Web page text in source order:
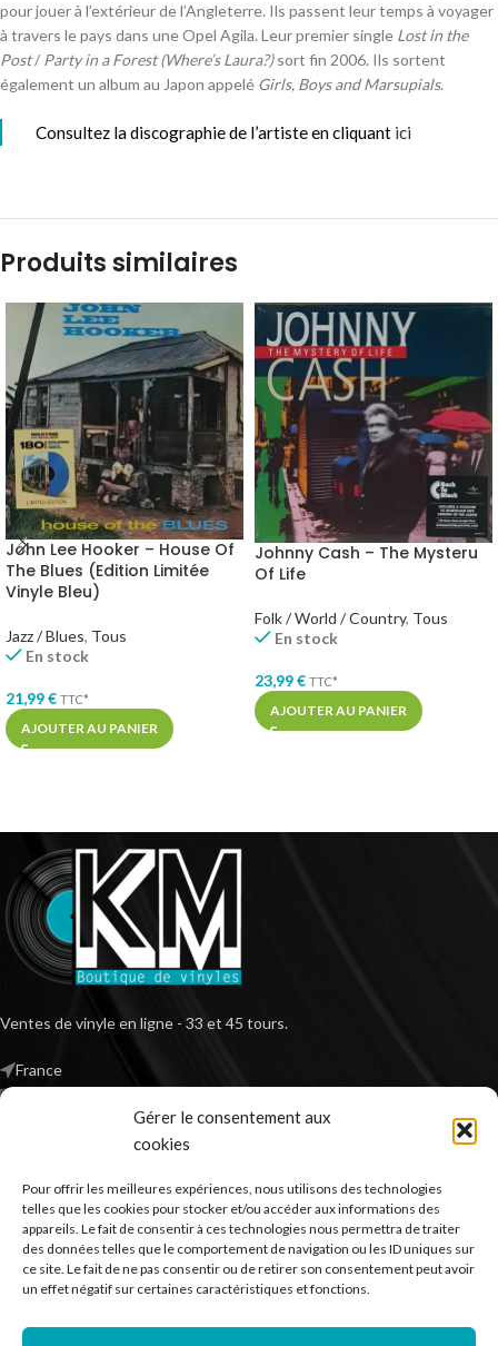
Gérer le consentement aux
cookies
Pour offrir les meilleures expériences, nous utilisons des technologies
telles que les cookies pour stocker et/ou accéder aux informations des
appareils. Le fait de consentir à ces technologies nous permettra de traiter
des données telles que le comportement de navigation ou les ID uniques sur
ce site. Le fait de ne pas consentir ou de retirer son consentement peut avoir
un effet négatif sur certaines caractéristiques et fonctions.
pour jouer à l’extérieur de l’Angleterre. Ils passent leur temps à voyager
à travers le pays dans une Opel Agila. Leur premier single Lost in the
Post/ Party in a Forest (Where’s Laura?)sort fin 2006. Ils sortent
également un album au Japon appelé Girls, Boys and Marsupials.
Consultez la discographie de l’artiste en cliquant ici
Produits similaires
John Lee Hooker – House Of
The Blues (Edition Limitée
Vinyle Bleu)
Jazz / Blues, Tous
En stock
21,99€ TTC*
AJOUTER AU PANIER
Johnny Cash – The Mysteru
Of Life
Folk / World / Country, Tous
En stock
23,99€ TTC*
AJOUTER AU PANIER
Ventes de vinyle en ligne - 33 et 45 tours.
France
*TVA non applicable – article 293 B du CGI
RECHERCHER DES PRODUITS
NOS SERVICES